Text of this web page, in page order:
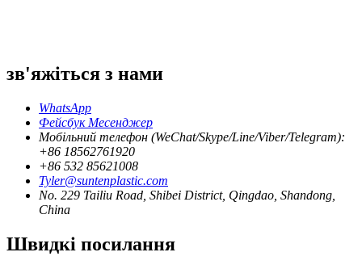
зв'яжіться з нами
WhatsApp
Фейсбук Месенджер
Мобільний телефон (WeChat/Skype/Line/Viber/Telegram):
+86 18562761920
+86 532 85621008
Tyler@suntenplastic.com
No. 229 Tailiu Road, Shibei District, Qingdao, Shandong,
China
Швидкі посилання